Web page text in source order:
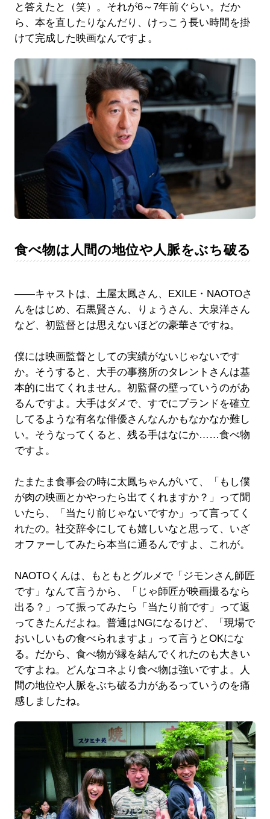
と答えたと（笑）。それが6～7年前ぐらい。だか
ら、本を直したりなんだり、けっこう長い時間を掛
けて完成した映画なんですよ。
食べ物は人間の地位や人脈をぶち破る
――キャストは、土屋太鳳さん、EXILE・NAOTOさ
んをはじめ、石黒賢さん、りょうさん、大泉洋さん
など、初監督とは思えないほどの豪華さですね。
僕には映画監督としての実績がないじゃないです
か。そうすると、大手の事務所のタレントさんは基
本的に出てくれません。初監督の壁っていうのがあ
るんですよ。大手はダメで、すでにブランドを確立
してるような有名な俳優さんなんかもなかなか難し
い。そうなってくると、残る手はなにか……食べ物
ですよ。
たまたま食事会の時に太鳳ちゃんがいて、「もし僕
が肉の映画とかやったら出てくれますか？」って聞
いたら、「当たり前じゃないですか」って言ってく
れたの。社交辞令にしても嬉しいなと思って、いざ
オファーしてみたら本当に通るんですよ、これが。
NAOTOくんは、もともとグルメで「ジモンさん師匠
です」なんて言うから、「じゃ師匠が映画撮るなら
出る？」って振ってみたら「当たり前です」って返
ってきたんだよね。普通はNGになるけど、「現場で
おいしいもの食べられますよ」って言うとOKにな
る。だから、食べ物が縁を結んでくれたのも大きい
ですよね。どんなコネより食べ物は強いですよ。人
間の地位や人脈をぶち破る力があるっていうのを痛
感しましたね。